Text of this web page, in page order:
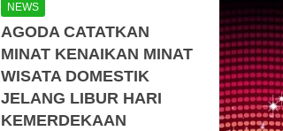
NEWS
AGODA CATATKAN
MINAT KENAIKAN MINAT
WISATA DOMESTIK
JELANG LIBUR HARI
KEMERDEKAAN